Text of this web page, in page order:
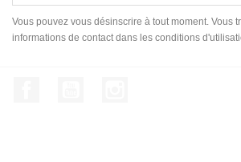
Vous pouvez vous désinscrire à tout moment. Vous
informations de contact dans les conditions